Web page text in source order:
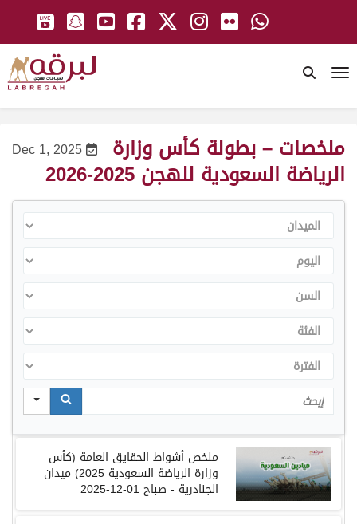
Dec 1, 2025 ملخصات – بطولة كأس وزارة
الرياضة السعودية للهجن 2025-2026
الميدان
اليوم
السن
الفئة
الفترة
Search
ملخص أشواط الحقايق العامة (كأس
وزارة الرياضة السعودية 2025 )ميدان
الجنادرية -صباح01-12-2025